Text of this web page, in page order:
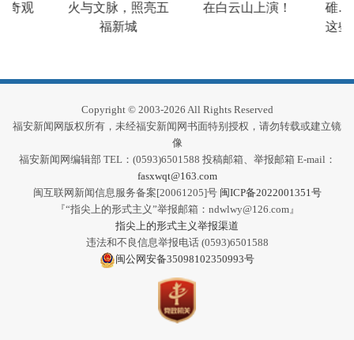
观
火与文脉，照亮五
福新城
在白云山上演！
碓
这些
Copyright © 2003-2026 All Rights Reserved
福安新闻网版权所有，未经福安新闻网书面特别授权，请勿转载或建立镜
像
福安新闻网编辑部 TEL：(0593)6501588 投稿邮箱、举报邮箱 E-mail：
fasxwqt@163.com
闽互联网新闻信息服务备案[20061205]号 闽ICP备2022001351号
『“指尖上的形式主义”举报邮箱：ndwlwy@126.com』
指尖上的形式主义举报渠道
违法和不良信息举报电话 (0593)6501588
闽公网安备35098102350993号